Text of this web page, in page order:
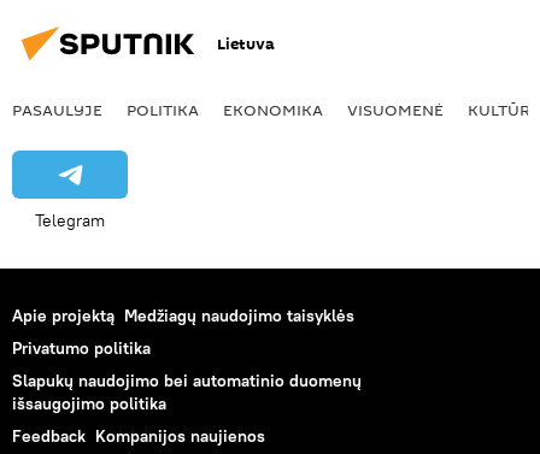
Lietuva
PASAULYJE POLITIKA EKONOMIKA VISUOMENĖ KULTŪRA
Telegram
Apie projektą Medžiagų naudojimo taisyklės
Privatumo politika
Slapukų naudojimo bei automatinio duomenų
išsaugojimo politika
Feedback Kompanijos naujienos